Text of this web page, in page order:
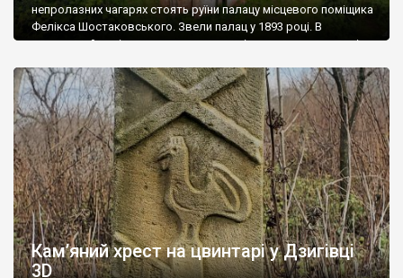
непролазних чагарях стоять руїни палацу місцевого поміщика
Фелікса Шостаковського. Звели палац у 1893 році. В
радянський період у ньому спочатку містилася школа, потім
століття тут розмістили туберкульозну лікарню. Коли із
палацу виїхала лікарня – ми точно не […]
Кам’яний хрест на цвинтарі у Дзигівці
3D